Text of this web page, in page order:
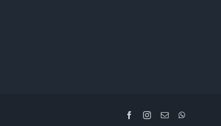
FacebookInstagram
Email